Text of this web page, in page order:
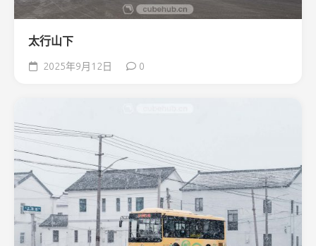
太行山下
2025年9月12日 0